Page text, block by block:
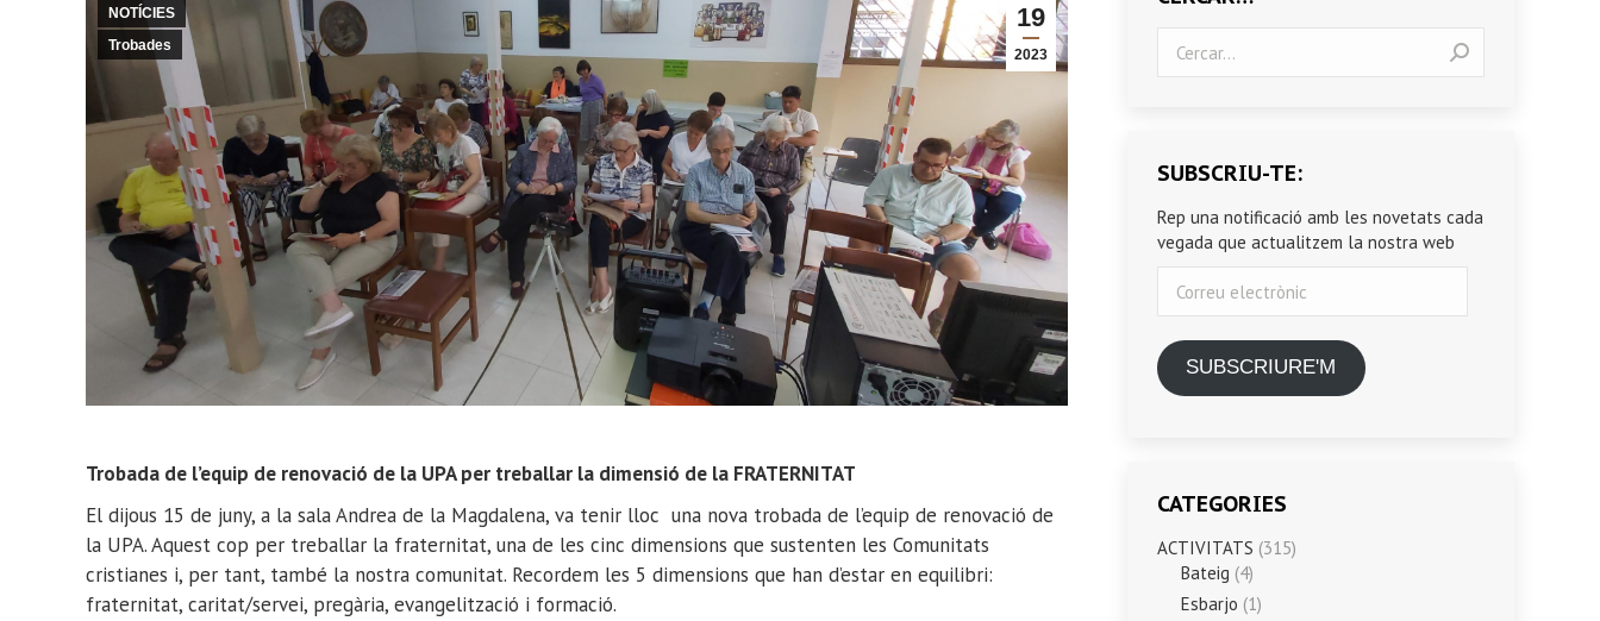
19
2023
NOTÍCIES
Trobades
Trobada de l’equip de renovació de la UPA per treballar la dimensió de la FRATERNITAT
El dijous 15 de juny, a la sala Andrea de la Magdalena, va tenir lloc una nova trobada de l’equip de renovació de
la UPA. Aquest cop per treballar la fraternitat, una de les cinc dimensions que sustenten les Comunitats
cristianes i, per tant, també la nostra comunitat. Recordem les 5 dimensions que han d’estar en equilibri:
fraternitat, caritat/servei, pregària, evangelització i formació.
SUBSCRIU-TE:
Rep una notificació amb les novetats cada
vegada que actualitzem la nostra web
electrònic
SUBSCRIURE'M
CATEGORIES
ACTIVITATS (315)
Bateig (4)
Esbarjo (1)